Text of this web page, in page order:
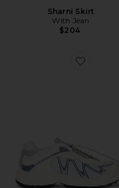
Sharni Skirt
With Jean
$204
Favorite